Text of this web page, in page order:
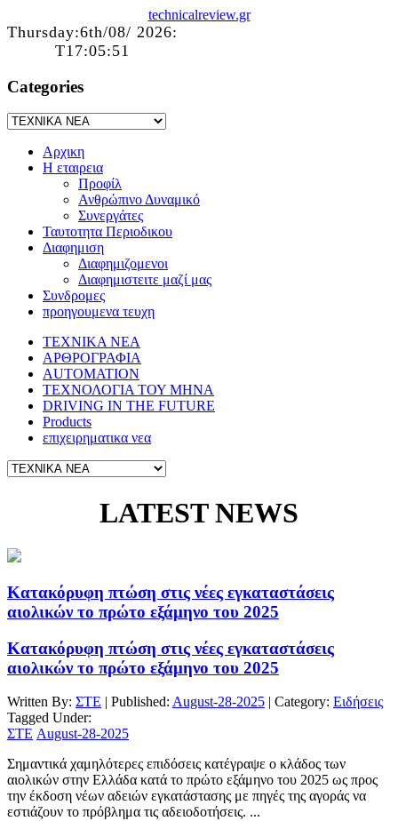
technicalreview.gr
Thursday:6th/08/ 2026:
T17:05:51
Categories
Αρχικη
Η εταιρεια
Προφίλ
Ανθρώπινο Δυναμικό
Συνεργάτες
Ταυτοτητα Περιοδικου
Διαφημιση
Διαφημιζομενοι
Διαφημιστειτε μαζί μας
Συνδρομες
προηγουμενα τευχη
ΤΕΧΝΙΚΑ ΝΕΑ
ΑΡΘΡΟΓΡΑΦΙΑ
AUTOMATION
ΤΕΧΝΟΛΟΓΙΑ ΤΟΥ ΜΗΝΑ
DRIVING IN THE FUTURE
Products
επιχειρηματικα νεα
LATEST NEWS
Κατακόρυφη πτώση στις νέες εγκαταστάσεις
αιολικών το πρώτο εξάμηνο του 2025
Κατακόρυφη πτώση στις νέες εγκαταστάσεις
αιολικών το πρώτο εξάμηνο του 2025
Written By: ΣΤΕ | Published: August-28-2025 | Category: Ειδήσεις
Tagged Under:
ΣΤΕ August-28-2025
Σημαντικά χαμηλότερες επιδόσεις κατέγραψε ο κλάδος των
αιολικών στην Ελλάδα κατά το πρώτο εξάμηνο του 2025 ως προς
την έκδοση νέων αδειών εγκατάστασης με πηγές της αγοράς να
εστιάζουν το πρόβλημα τις αδειοδοτήσεις. ...